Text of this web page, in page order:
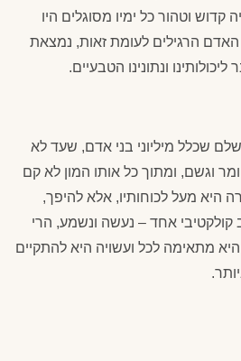
וטהור כל ימיו מסוגלים היו
האדם הרגילים לעומת זאות, נמצאת
ונתונינו הטבעיים.
שכלל מיליוני בני אדם, שעד לא
וגשם, ומתוך כל אותו המון לא קם
היא מעל לכוחותיו, אלא להיפך,
אחד – נעשה ונשמע, הרי
מתאימה לכל ועשויה היא להתקיים